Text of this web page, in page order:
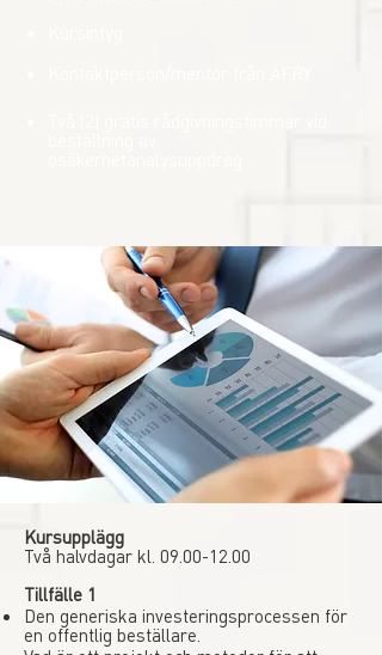
Kursupplägg
Två halvdagar kl. 09.00-12.00
Tillfälle 1
Den generiska investeringsprocessen för
en offentlig beställare.